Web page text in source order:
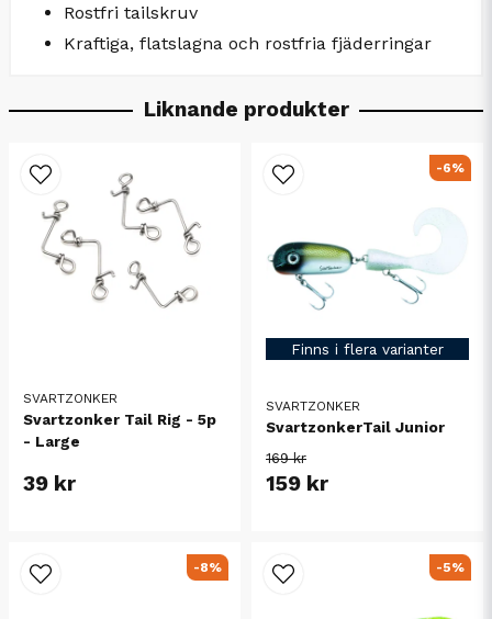
Rostfri tailskruv
Kraftiga, flatslagna och rostfria fjäderringar
Liknande produkter
SVARTZONKER
Svartzonker Tail Rig - 5p
- Large
39 kr
Finns i flera varianter
SVARTZONKER
SvartzonkerTail Junior
169 kr
159 kr
-6%
-8% -5%